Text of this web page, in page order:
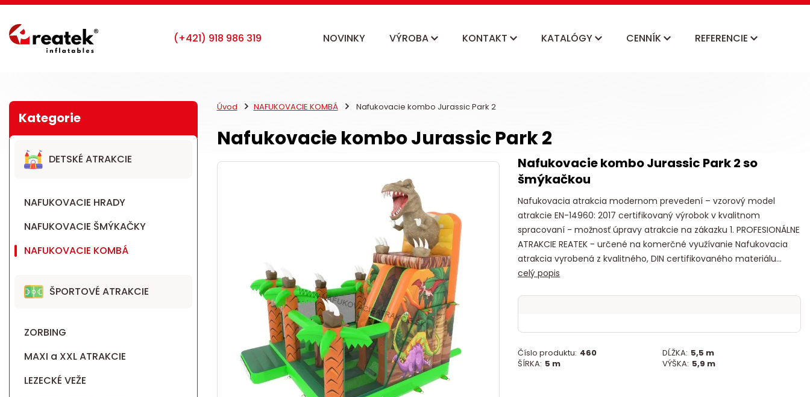
NOVINKY VÝROBA KONTAKT KATALÓGY CENNÍK REFERENCIE
DETSKÉ ATRAKCIE
NAFUKOVACIE HRADY
NAFUKOVACIE ŠMÝKAČKY
NAFUKOVACIE KOMBÁ
ŠPORTOVÉ ATRAKCIE
ZORBING
MAXI a XXL ATRAKCIE
LEZECKÉ VEŽE
Úvod NAFUKOVACIE KOMBÁ Nafukovacie kombo Jurassic Park 2
Nafukovacie kombo Jurassic Park 2
Nafukovacie kombo Jurassic Park 2 so
šmýkačkou
Nafukovacia atrakcia modernom prevedení – vzorový model
atrakcie EN-14960: 2017 certifikovaný výrobok v kvalitnom
spracovaní - možnosť úpravy atrakcie na zákazku 1. PROFESIONÁLNE
ATRAKCIE REATEK - určené na komerčné využívanie Nafukovacia
atrakcia vyrobená z kvalitného, DIN certifikovaného materiálu...
celý popis
Číslo produktu: 460 DĹŽKA: 5,5 m
ŠÍRKA: 5 m VÝŠKA: 5,9 m